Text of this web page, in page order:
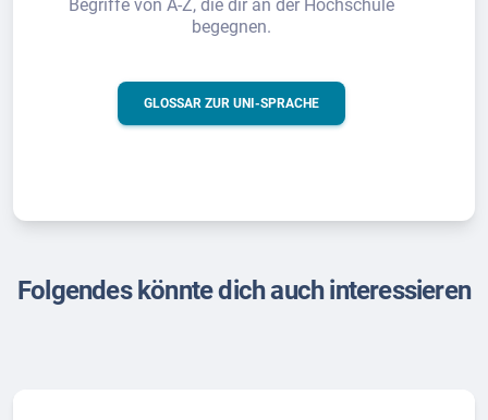
Begriffe von A-Z, die dir an der Hochschule
begegnen.
GLOSSAR ZUR UNI-SPRACHE
Folgendes könnte dich auch interessieren